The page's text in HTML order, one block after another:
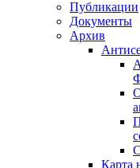
Публикации
Документы
Архив
Карта